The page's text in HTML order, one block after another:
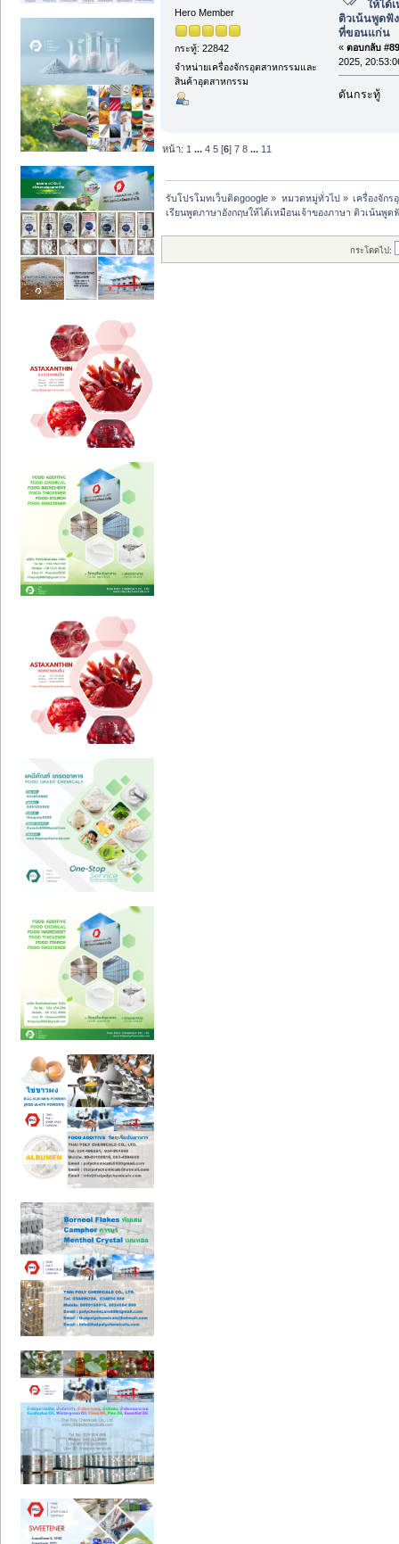
Hero Member
กระทู้: 22842
จำหน่ายเครื่องจักรอุตสาหกรรมและ
สินค้าอุตสาหกรรม
ให้ได้
ติวเน้นพูดฟั
ที่ขอนแก่น
« ตอบกลับ
2025,
ดันกระทู้
หน้า: 1 ...4 5 [6]7 8 ... 11
รับโปรโมทเว็บติดgoogle » หมวดหมู่ทั่วไป» เครื่องจัก
เรียนพูดภาษาอังกฤษให้ได้เหมือนเจ้าของภาษา ติวเน้นพู
กระโดดไป: